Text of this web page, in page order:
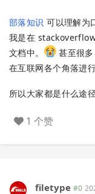
部落知识 可以理解为
我是在
文档中。
甚至很多
在互联网各个角落进
所以大家都是什么途
1 个赞
filetype #0